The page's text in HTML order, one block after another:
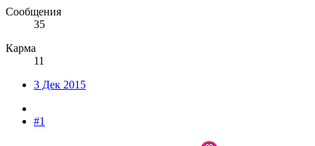
Сообщения
35
Карма
11
3 Дек 2015
#1